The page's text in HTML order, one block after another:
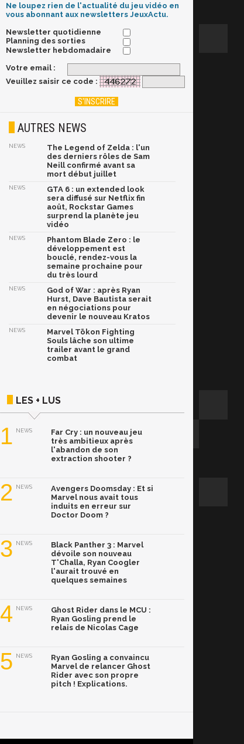
Ne loupez rien de l'actualité du jeu vidéo en
vous abonnant aux newsletters JeuxActu.
Newsletter quotidienne
Planning des sorties
Newsletter hebdomadaire
Votre email :
Veuillez saisir ce code :
AUTRES NEWS
NEWS
The Legend of Zelda : l'un
des derniers rôles de Sam
Neill confirmé avant sa
mort début juillet
NEWS
GTA 6 : un extended look
sera diffusé sur Netflix fin
août, Rockstar Games
surprend la planète jeu
vidéo
NEWS
Phantom Blade Zero : le
développement est
bouclé, rendez-vous la
semaine prochaine pour
du très lourd
NEWS
God of War : après Ryan
Hurst, Dave Bautista serait
en négociations pour
devenir le nouveau Kratos
NEWS
Marvel Tōkon Fighting
Souls lâche son ultime
trailer avant le grand
combat
LES + LUS
1 NEWS
Far Cry : un nouveau jeu
très ambitieux après
l'abandon de son
extraction shooter ?
2 NEWS
Avengers Doomsday : Et si
Marvel nous avait tous
induits en erreur sur
Doctor Doom ?
3 NEWS
Black Panther 3 : Marvel
dévoile son nouveau
T'Challa, Ryan Coogler
l'aurait trouvé en
quelques semaines
4 NEWS
Ghost Rider dans le MCU :
Ryan Gosling prend le
relais de Nicolas Cage
5 NEWS
Ryan Gosling a convaincu
Marvel de relancer Ghost
Rider avec son propre
pitch ! Explications.